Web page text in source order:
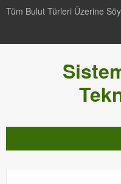
Tüm Bulut Türleri Üzerine